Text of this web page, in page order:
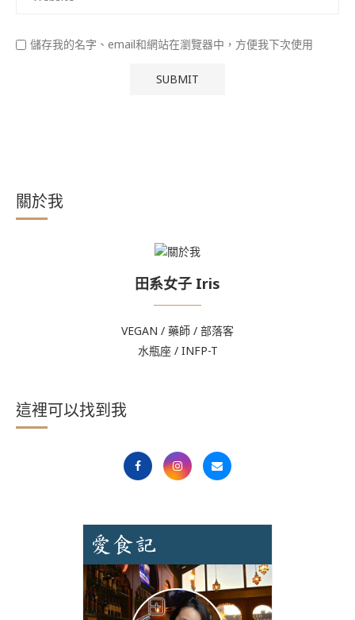
儲存我的名字、email和網站在瀏覽器中，方便我下次使用
關於我
田系女子 Iris
VEGAN / 藥師 / 部落客
水瓶座 / INFP-T
這裡可以找到我